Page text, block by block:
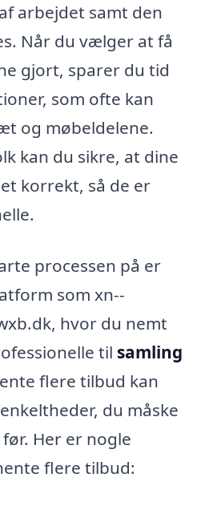
arbejdet samt den
Når du vælger at få
gjort, sparer du tid
som ofte kan
og møbeldelene.
kan du sikre, at dine
korrekt, så de er
processen på er
som xn--
hvor du nemt
til samling
flere tilbud kan
du måske
Her er nogle
flere tilbud: